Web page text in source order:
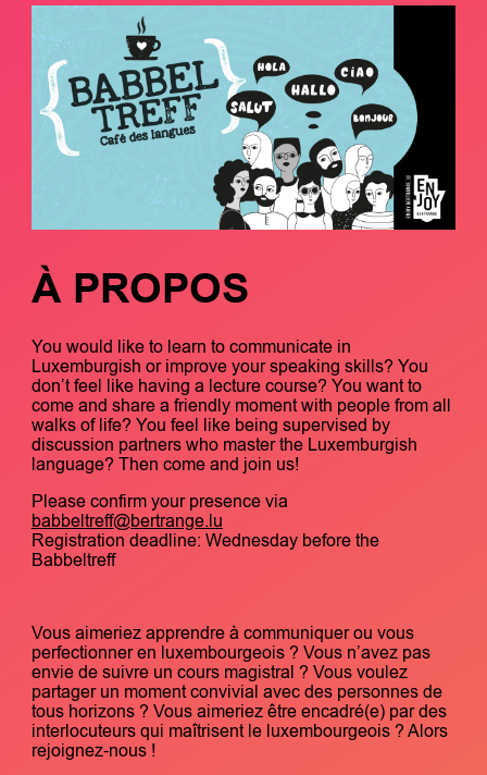
À PROPOS
You would like to learn to communicate in
Luxemburgish or improve your speaking skills? You
don’t feel like having a lecture course? You want to
come and share a friendly moment with people from all
walks of life? You feel like being supervised by
discussion partners who master the Luxemburgish
language? Then come and join us!
Please confirm your presence via
babbeltreff@bertrange.lu
Registration deadline: Wednesday before the
Babbeltreff
Vous aimeriez apprendre à communiquer ou vous
perfectionner en luxembourgeois ? Vous n’avez pas
envie de suivre un cours magistral ? Vous voulez
partager un moment convivial avec des personnes de
tous horizons ? Vous aimeriez être encadré(e) par des
interlocuteurs qui maîtrisent le luxembourgeois ? Alors
rejoignez-nous !